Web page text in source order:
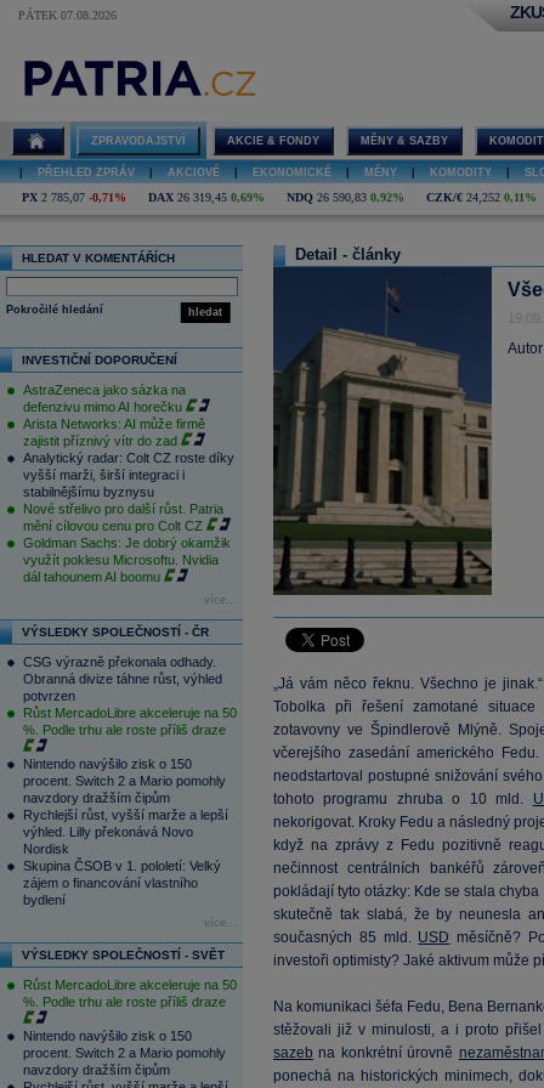
PÁTEK 07.08.2026
ZPRAVODAJSTVÍ AKCIE & FONDY MĚNY & SAZBY
PŘEHLED ZPRÁV AKCIOVÉ EKONOMICKÉ MĚNY KOMODITY
PX 2 785,07 -0,71% DAX 26 319,45 0,69% NDQ 26 590,83 0,92% CZK/€ 24,252 0,11%
HLEDAT V KOMENTÁŘÍCH
hledat
Pokročilé hledání
INVESTIČNÍ DOPORUČENÍ
AstraZeneca jako sázka na
defenzivu mimo AI horečku
Arista Networks: AI může firmě
zajistit příznivý vítr do zad
Analytický radar: Colt CZ roste díky
vyšší marži, širší integraci i
stabilnějšímu byznysu
Nové střelivo pro další růst. Patria
mění cílovou cenu pro Colt CZ
Goldman Sachs: Je dobrý okamžik
využít poklesu Microsoftu. Nvidia
dál tahounem AI boomu
více...
VÝSLEDKY SPOLEČNOSTÍ - ČR
CSG výrazně překonala odhady.
Obranná divize táhne růst, výhled
potvrzen
Růst MercadoLibre akceleruje na 50
%. Podle trhu ale roste příliš draze
Nintendo navýšilo zisk o 150
procent. Switch 2 a Mario pomohly
navzdory dražším čipům
Rychlejší růst, vyšší marže a lepší
výhled. Lilly překonává Novo
Nordisk
Skupina ČSOB v 1. pololetí: Velký
zájem o financování vlastního
bydlení
více...
VÝSLEDKY SPOLEČNOSTÍ - SVĚT
Růst MercadoLibre akceleruje na 50
%. Podle trhu ale roste příliš draze
Nintendo navýšilo zisk o 150
procent. Switch 2 a Mario pomohly
navzdory dražším čipům
Detail - články
„Já vám něco řeknu. Všechno je
Tobolka při řešení zamotané
zotavovny ve Špindlerově Mlýně.
včerejšího zasedání amerického
neodstartoval postupné snižování
tohoto programu zhruba o 10 mld.
nekorigovat. Kroky Fedu a následný
když na zprávy z Fedu pozitivně
nečinnost centrálních bankéřů
pokládají tyto otázky: Kde se stala
skutečně tak slabá, že by neunesla
současných 85 mld. USD měsíčně?
investoři optimisty? Jaké aktivum může
Na komunikaci šéfa Fedu, Bena
stěžovali již v minulosti, a i proto
sazeb na konkrétní úrovně
ponechá na historických minimech,